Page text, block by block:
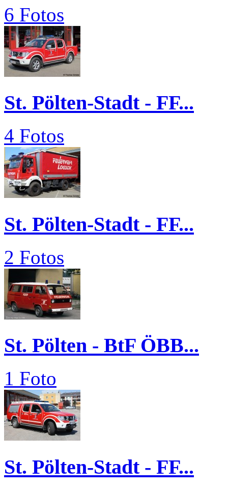
6 Fotos
St. Pölten-Stadt - FF...
4 Fotos
St. Pölten-Stadt - FF...
2 Fotos
St. Pölten - BtF ÖBB...
1 Foto
St. Pölten-Stadt - FF...